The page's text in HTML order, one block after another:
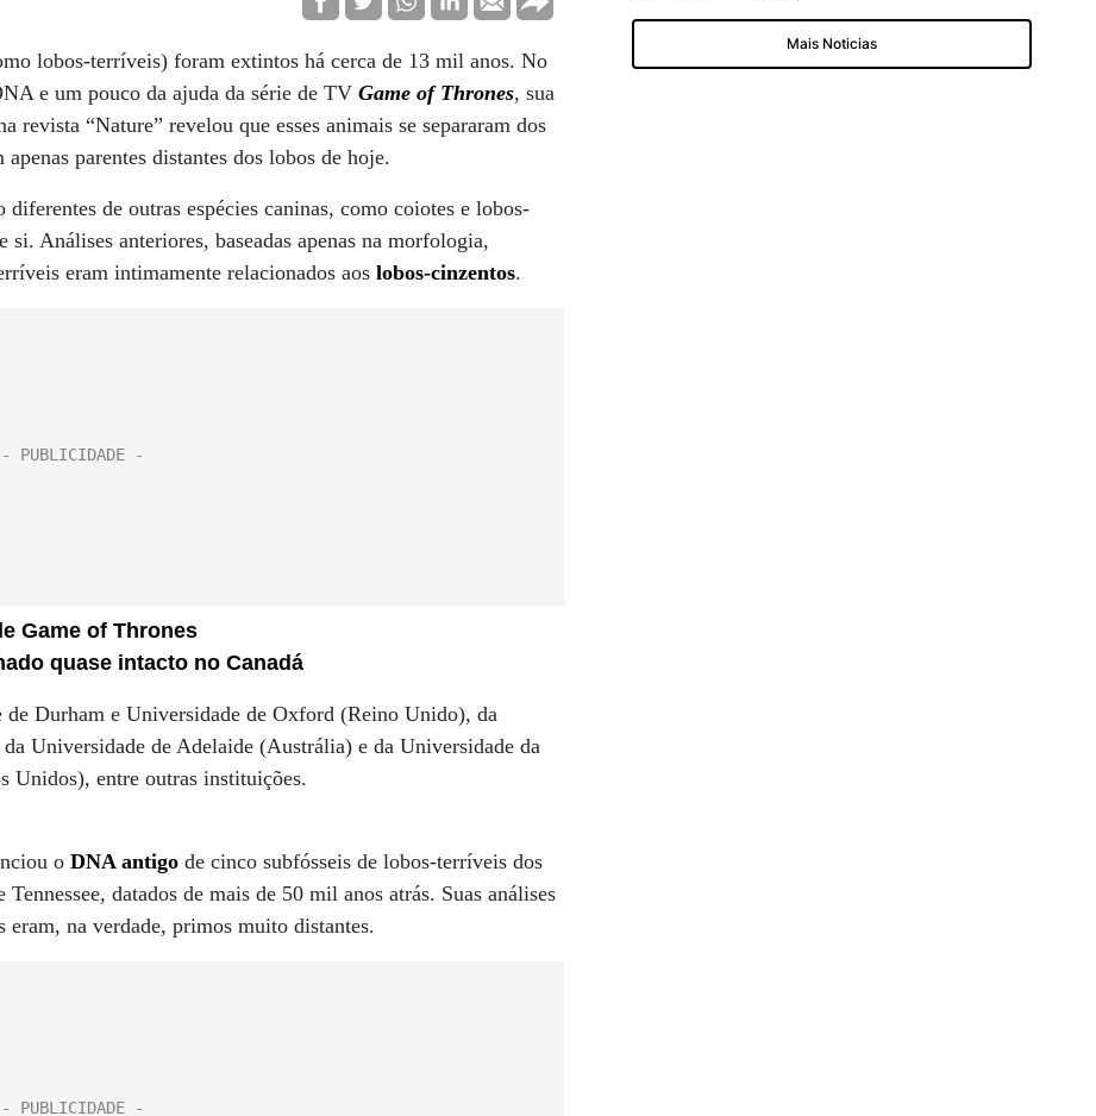
lobos-terríveis) foram extintos há cerca de 13 mil anos. No
e um pouco da ajuda da série de TV Game of Thrones, sua
revista “Nature” revelou que esses animais se separaram dos
parentes distantes dos lobos de hoje.
de outras espécies caninas, como coiotes e lobos-
si. Análises anteriores, baseadas apenas na morfologia,
eram intimamente relacionados aos lobos-cinzentos.
Game of Thrones
quase intacto no Canadá
Durham e Universidade de Oxford (Reino Unido), da
Universidade de Adelaide (Austrália) e da Universidade da
Unidos), entre outras instituições.
o DNA antigo de cinco subfósseis de lobos-terríveis dos
datados de mais de 50 mil anos atrás. Suas análises
na verdade, primos muito distantes.